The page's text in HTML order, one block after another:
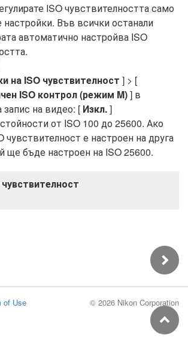
ISO чувствителността само
настройки. Във всички останали
автоматично настройва ISO
на ISO чувствителност ] > [
ISO контрол (режим M)] в
на видео: [ Изкл.]
от ISO 100 до 25600. Ако
чувствителност е настроен на друга
ще бъде настроен на ISO 25600.
of Use © 2026 Nikon Corporation